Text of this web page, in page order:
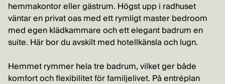
hemmakontor eller gästrum. Högst upp i radhuset
väntar en privat oas med ett rymligt master bedroom
med egen klädkammare och ett elegant badrum en
suite. Här bor du avskilt med hotellkänsla och lugn.
Hemmet rymmer hela tre badrum, vilket ger både
komfort och flexibilitet för familjelivet. På entréplan